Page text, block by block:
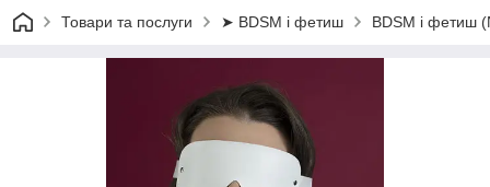
Товари та послуги ➤ BDSM і фетиш BDSM і фетиш